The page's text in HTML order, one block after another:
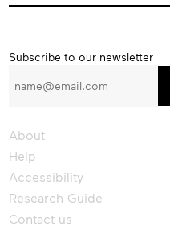
Subscribe
our
Subscribe to our newsletter
About
Help
Accessibility
Research Guide
Contact us